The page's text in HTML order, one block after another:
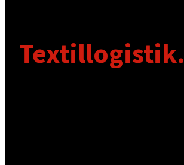
Textillogistik.